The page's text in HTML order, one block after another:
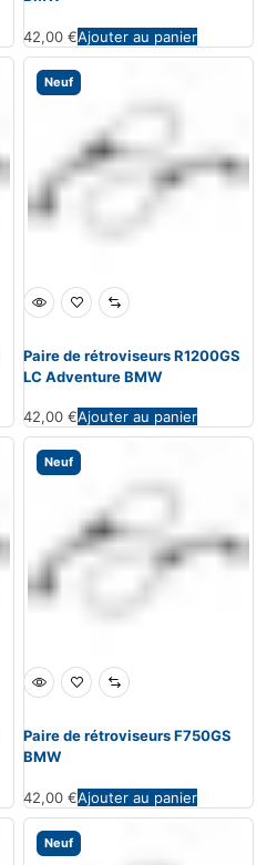
42,00 €Ajouter au panier
Neuf
Paire de rétroviseurs R1200GS
LC Adventure BMW
42,00 €Ajouter au panier
Neuf
Paire de rétroviseurs F750GS
BMW
42,00 €Ajouter au panier
Neuf